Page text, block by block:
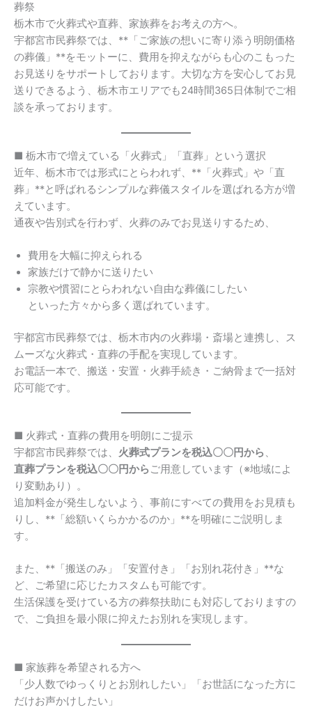
葬祭
栃木市で火葬式や直葬、家族葬をお考えの方へ。
宇都宮市民葬祭では、**「ご家族の想いに寄り添う明朗価格
の葬儀」**をモットーに、費用を抑えながらも心のこもった
お見送りをサポートしております。大切な方を安心してお見
送りできるよう、栃木市エリアでも24時間365日体制でご相
談を承っております。
■ 栃木市で増えている「火葬式」「直葬」という選択
近年、栃木市では形式にとらわれず、**「火葬式」や「直
葬」**と呼ばれるシンプルな葬儀スタイルを選ばれる方が増
えています。
通夜や告別式を行わず、火葬のみでお見送りするため、
費用を大幅に抑えられる
家族だけで静かに送りたい
宗教や慣習にとらわれない自由な葬儀にしたい
といった方々から多く選ばれています。
宇都宮市民葬祭では、栃木市内の火葬場・斎場と連携し、ス
ムーズな火葬式・直葬の手配を実現しています。
お電話一本で、搬送・安置・火葬手続き・ご納骨まで一括対
応可能です。
■ 火葬式・直葬の費用を明朗にご提示
宇都宮市民葬祭では、 火葬式プランを税込〇〇円から 、
直葬プランを税込〇〇円から ご用意しています（※地域によ
り変動あり）。
追加料金が発生しないよう、事前にすべての費用をお見積も
りし、**「総額いくらかかるのか」**を明確にご説明しま
す。
また、**「搬送のみ」「安置付き」「お別れ花付き」**な
ど、ご希望に応じたカスタムも可能です。
生活保護を受けている方の葬祭扶助にも対応しておりますの
で、ご負担を最小限に抑えたお別れを実現します。
■ 家族葬を希望される方へ
「少人数でゆっくりとお別れしたい」「お世話になった方に
だけお声かけしたい」